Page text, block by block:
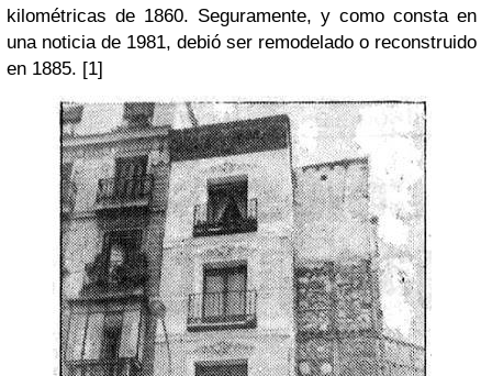
kilométricas de 1860. Seguramente, y como consta en
una noticia de 1981, debió ser remodelado o reconstruido
en 1885. [1]